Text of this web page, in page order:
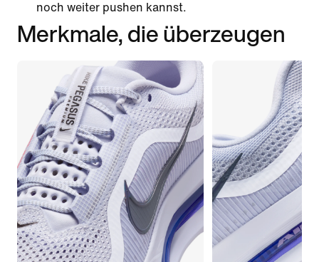
noch weiter pushen kannst.
Merkmale, die überzeugen